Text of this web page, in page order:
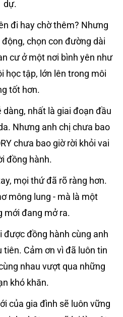
dự.
đi hay chờ thêm? Nhưng
chọn con đường dài
cư ở một nơi bình yên như
học tập, lớn lên trong môi
tốt hơn.
dàng, nhất là giai đoạn đầu
Nhưng anh chị chưa bao
chưa bao giờ rời khỏi vai
đồng hành.
mọi thứ đã rõ ràng hơn.
mông lung - mà là một
mới đang mở ra.
được đồng hành cùng anh
Cảm ơn vì đã luôn tin
nhau vượt qua những
khó khăn.
của gia đình sẽ luôn vững